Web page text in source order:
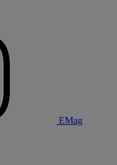
EMag